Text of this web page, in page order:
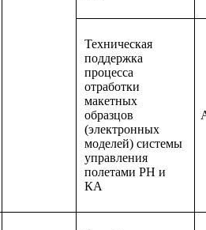
Техническая
поддержка
процесса
отработки
макетных
образцов
(электронных
моделей) системы
управления
полетами РН и
КА